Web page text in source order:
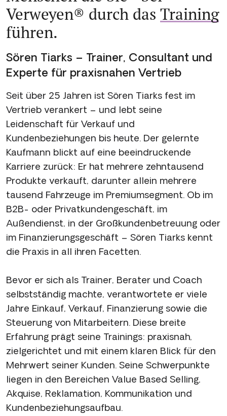
Verweyen® durch das Training
führen.
Sören Tiarks – Trainer, Consultant und
Experte für praxisnahen Vertrieb
Seit über 25 Jahren ist Sören Tiarks fest im
Vertrieb verankert – und lebt seine
Leidenschaft für Verkauf und
Kundenbeziehungen bis heute. Der gelernte
Kaufmann blickt auf eine beeindruckende
Karriere zurück: Er hat mehrere zehntausend
Produkte verkauft, darunter allein mehrere
tausend Fahrzeuge im Premiumsegment. Ob im
B2B- oder Privatkundengeschäft, im
Außendienst, in der Großkundenbetreuung oder
im Finanzierungsgeschäft – Sören Tiarks kennt
die Praxis in all ihren Facetten.
Bevor er sich als Trainer, Berater und Coach
selbstständig machte, verantwortete er viele
Jahre Einkauf, Verkauf, Finanzierung sowie die
Steuerung von Mitarbeitern. Diese breite
Erfahrung prägt seine Trainings: praxisnah,
zielgerichtet und mit einem klaren Blick für den
Mehrwert seiner Kunden. Seine Schwerpunkte
liegen in den Bereichen Value Based Selling,
Akquise, Reklamation, Kommunikation und
Kundenbeziehungsaufbau.